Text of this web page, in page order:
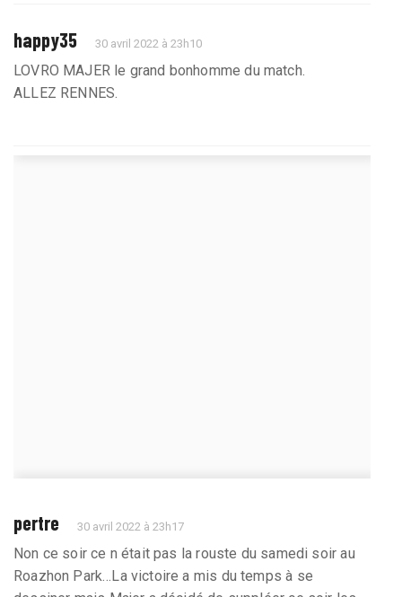
happy35 30 avril 2022 à 23h10
LOVRO MAJER le grand bonhomme du match.
ALLEZ RENNES.
pertre 30 avril 2022 à 23h17
Non ce soir ce n était pas la rouste du samedi soir au
Roazhon Park…La victoire a mis du temps à se